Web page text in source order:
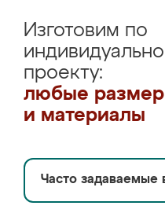
Изготовим по
проекту:
любые
и материалы
Часто задаваемые